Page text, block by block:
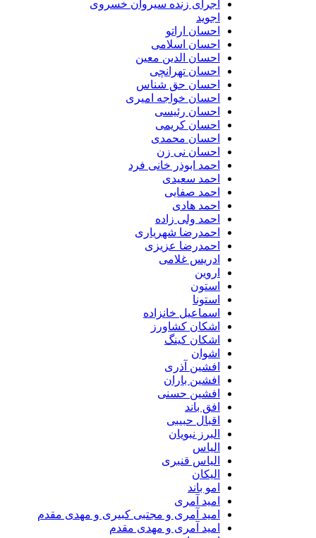
اجرای زنده سیروان خسروی
اجوید
احسان اراتو
احسان اسلامی
احسان الدین معین
احسان تهرانچی
احسان حق شناس
احسان خواجه امیری
احسان رئیسی
احسان کریمی
احسان محمدی
احسان نی زن
احمد ابوذر خانی فرد
احمد سعیدی
احمد صفایی
احمد هادی
احمد ولی زاده
احمدرضا شهریاری
احمدرضا عزیزی
ادریس غلامی
اروین
استون
استونا
اسماعیل خانزاده
اشکان کشاورز
اشکان کینگ
اشوان
افشین آذری
افشین باران
افشین حسنی
افق باند
اقبال حبیبی
البرز نبویان
الیاس
الیاس قنبرى
الیکان
امو باند
امید آمری
امید آمری و مجتبی کبیری و مهدى مقدم
امید آمری و مهدی مقدم